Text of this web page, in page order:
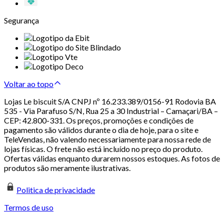
Segurança
Voltar ao topo
Lojas Le biscuit S/A CNPJ nº 16.233.389/0156-91 Rodovia BA
535 - Via Parafuso S/N, Rua 25 a 30 Industrial – Camaçari/BA –
CEP: 42.800-331. Os preços, promoções e condições de
pagamento são válidos durante o dia de hoje, para o site e
TeleVendas, não valendo necessariamente para nossa rede de
lojas físicas. O frete não está incluído no preço do produto.
Ofertas válidas enquanto durarem nossos estoques. As fotos de
produtos são meramente ilustrativas.
Politica de privacidade
Termos de uso